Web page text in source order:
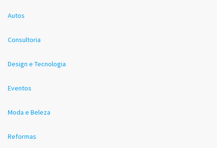
Autos
Consultoria
Design e Tecnologia
Eventos
Moda e Beleza
Reformas